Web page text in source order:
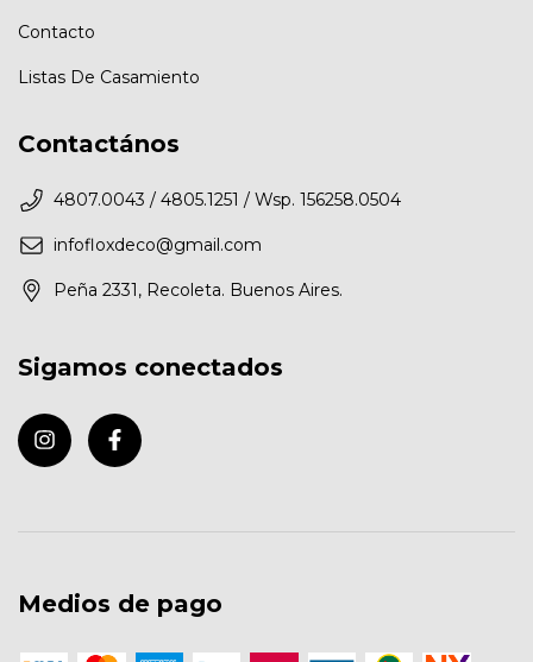
Contacto
Listas De Casamiento
Contactános
4807.0043 / 4805.1251 / Wsp. 156258.0504
infofloxdeco@gmail.com
Peña 2331, Recoleta. Buenos Aires.
Sigamos conectados
Medios de pago